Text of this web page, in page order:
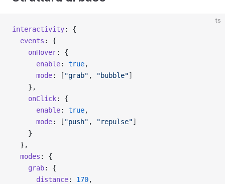
ts
interactivity: {
  events
: {
    onHover
: {
      enable
: true,
      mode
: [ "grab" , "bubble"]
    },
    onClick
: {
      enable
: true,
      mode
: [ "push" , "repulse"]
    }
  },
  modes
: {
    grab
: {
      distance
: 170,